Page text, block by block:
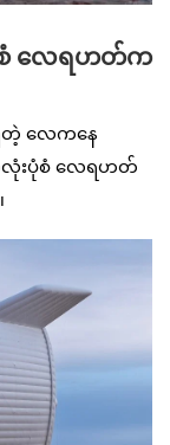
စံ လေရဟတ်က
တဲ့ လေကနေ
လုံးပုံစံ လေရဟတ်